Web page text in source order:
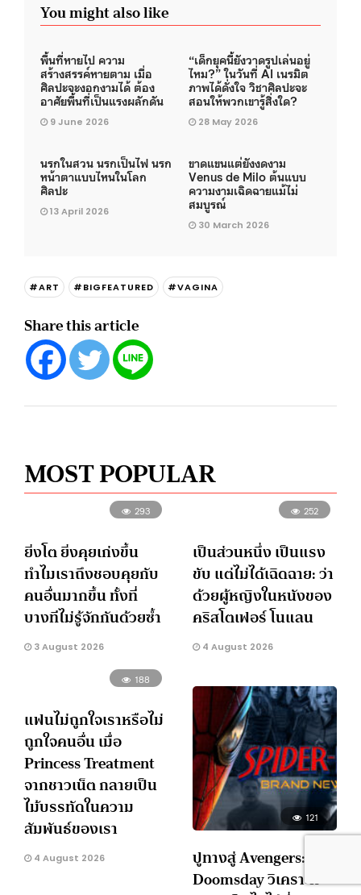
You might also like
พื้นที่หายไป ความ
สร้างสรรค์หายตาม เมื่อ
ศิลปะจะงอกงามได้ ต้อง
อาศัยพื้นที่เป็นแรงผลักดัน
9 June 2026
“เด็กยุคนี้ยังวาดรูปเล่นอยู่
ไหม?” ในวันที่ AI เนรมิต
ภาพได้ดั่งใจ วิชาศิลปะจะ
สอนให้พวกเขารู้สิ่งใด?
28 May 2026
นรกในสวน นรกเป็นไฟ นรก
หน้าตาแบบไหนในโลก
ศิลปะ
13 April 2026
ขาดแขนแต่ยังงดงาม
Venus de Milo ต้นแบบ
ความงามเฉิดฉายแม้ไม่
สมบูรณ์
30 March 2026
#ART #BIGFEATURED #VAGINA
Share this article
MOST POPULAR
293
ยิ่งโต ยิ่งคุยเก่งขึ้น
ทำไมเราถึงชอบคุยกับ
คนอื่นมากขึ้น ทั้งที่
บางทีไม่รู้จักกันด้วยซ้ำ
3 August 2026
252
เป็นส่วนหนึ่ง เป็นแรง
ขับ แต่ไม่ได้เฉิดฉาย: ว่า
ด้วยผู้หญิงในหนังของ
คริสโตเฟอร์ โนแลน
4 August 2026
188
แฟนไม่ถูกใจเราหรือไม่
ถูกใจคนอื่น เมื่อ
Princess Treatment
จากชาวเน็ต กลายเป็น
ไม้บรรทัดในความ
สัมพันธ์ของเรา
4 August 2026
121
ปูทางสู่ Avengers:
Doomsday วิเคราะห์